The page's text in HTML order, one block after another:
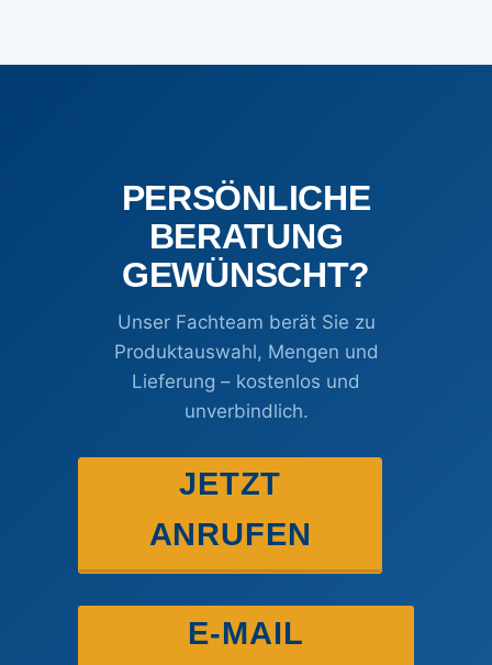
PERSÖNLICHE
BERATUNG
GEWÜNSCHT?
Unser Fachteam berät Sie zu
Produktauswahl, Mengen und
Lieferung – kostenlos und
unverbindlich.
JETZT
ANRUFEN
E-MAIL